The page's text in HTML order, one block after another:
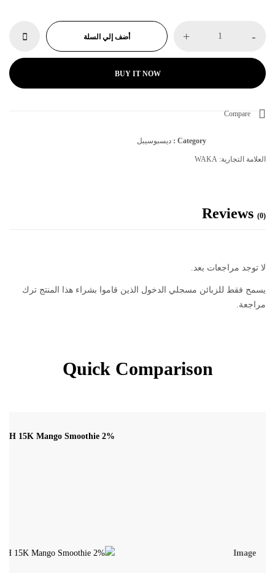
-
+ أضف إلي السلة
BUY IT NOW
Compare
Category : ديسبوسيبل
العلامة التجارية: WAKA
Reviews (0)
لا توجد مراجعات بعد.
يسمح فقط للزبائن مسجلي الدخول الذين قاموا بشراء هذا المنتج ترك
مراجعة.
Quick Comparison
15K Mango Smoothie 2%
Image